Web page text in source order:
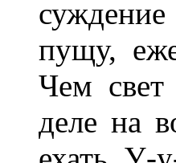
пущу,
Чем
деле на